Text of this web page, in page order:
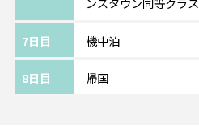
7日目 機中泊
8日目 帰国